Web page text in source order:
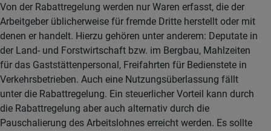
Von der Rabattregelung werden nur Waren erfasst, die der
Arbeitgeber üblicherweise für fremde Dritte herstellt oder mit
denen er handelt. Hierzu gehören unter anderem: Deputate in
der Land- und Forstwirtschaft bzw. im Bergbau, Mahlzeiten
für das Gaststättenpersonal, Freifahrten für Bedienstete in
Verkehrsbetrieben. Auch eine Nutzungsüberlassung fällt
unter die Rabattregelung. Ein steuerlicher Vorteil kann durch
die Rabattregelung aber auch alternativ durch die
Pauschalierung des Arbeitslohnes erreicht werden. Es sollte